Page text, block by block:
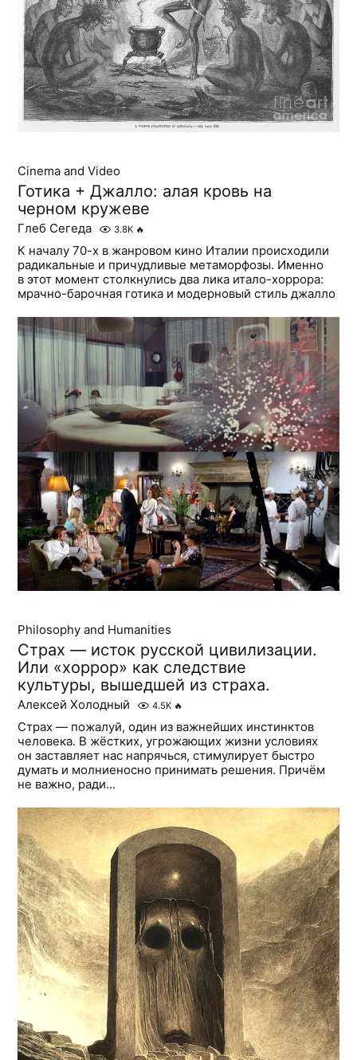
Cinema and Video
Готика + Джалло: алая кровь на
черном кружеве
Глеб Сегеда 3.8K 🔥
К началу 70-х в жанровом кино Италии происходили
радикальные и причудливые метаморфозы. Именно
в этот момент столкнулись два лика итало-хоррора:
мрачно-барочная готика и модерновый стиль джалло
Philosophy and Humanities
Страх — исток русской цивилизации.
Или «хоррор» как следствие
культуры, вышедшей из страха.
Алексей Холодный 4.5K 🔥
Страх — пожалуй, один из важнейших инстинктов
человека. В жёстких, угрожающих жизни условиях
он заставляет нас напрячься, стимулирует быстро
думать и молниеносно принимать решения. Причём
не важно, ради...